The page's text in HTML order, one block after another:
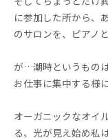
に参加した所から、
のサロンを、ピアノ
が…潮時というもの
お仕事に集中する様
オーガニックなオイ
る、光が見え始め私